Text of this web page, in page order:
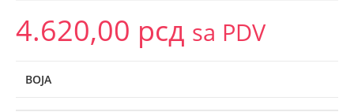
4.620,00 рсд sa PDV
BOJA